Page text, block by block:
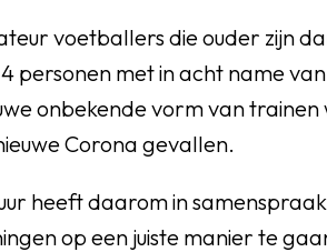
voetballers die ouder zijn
personen met in acht name
onbekende vorm van trainen
Corona gevallen.
heeft daarom in
op een juiste manier te